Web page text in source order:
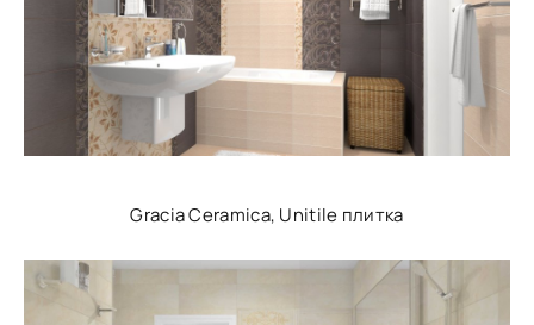
Gracia Ceramica, Unitile плитка